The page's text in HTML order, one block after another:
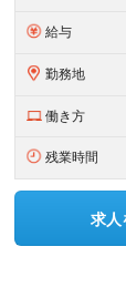
給与
勤務地
働き方
残業時間
求人